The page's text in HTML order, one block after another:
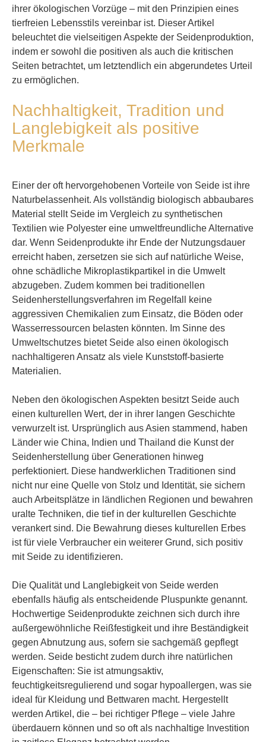
ihrer ökologischen Vorzüge – mit den Prinzipien eines
tierfreien Lebensstils vereinbar ist. Dieser Artikel
beleuchtet die vielseitigen Aspekte der Seidenproduktion,
indem er sowohl die positiven als auch die kritischen
Seiten betrachtet, um letztendlich ein abgerundetes Urteil
zu ermöglichen.
Nachhaltigkeit, Tradition und
Langlebigkeit als positive
Merkmale
Einer der oft hervorgehobenen Vorteile von Seide ist ihre
Naturbelassenheit. Als vollständig biologisch abbaubares
Material stellt Seide im Vergleich zu synthetischen
Textilien wie Polyester eine umweltfreundliche Alternative
dar. Wenn Seidenprodukte ihr Ende der Nutzungsdauer
erreicht haben, zersetzen sie sich auf natürliche Weise,
ohne schädliche Mikroplastikpartikel in die Umwelt
abzugeben. Zudem kommen bei traditionellen
Seidenherstellungsverfahren im Regelfall keine
aggressiven Chemikalien zum Einsatz, die Böden oder
Wasserressourcen belasten könnten. Im Sinne des
Umweltschutzes bietet Seide also einen ökologisch
nachhaltigeren Ansatz als viele Kunststoff-basierte
Materialien.
Neben den ökologischen Aspekten besitzt Seide auch
einen kulturellen Wert, der in ihrer langen Geschichte
verwurzelt ist. Ursprünglich aus Asien stammend, haben
Länder wie China, Indien und Thailand die Kunst der
Seidenherstellung über Generationen hinweg
perfektioniert. Diese handwerklichen Traditionen sind
nicht nur eine Quelle von Stolz und Identität, sie sichern
auch Arbeitsplätze in ländlichen Regionen und bewahren
uralte Techniken, die tief in der kulturellen Geschichte
verankert sind. Die Bewahrung dieses kulturellen Erbes
ist für viele Verbraucher ein weiterer Grund, sich positiv
mit Seide zu identifizieren.
Die Qualität und Langlebigkeit von Seide werden
ebenfalls häufig als entscheidende Pluspunkte genannt.
Hochwertige Seidenprodukte zeichnen sich durch ihre
außergewöhnliche Reißfestigkeit und ihre Beständigkeit
gegen Abnutzung aus, sofern sie sachgemäß gepflegt
werden. Seide besticht zudem durch ihre natürlichen
Eigenschaften: Sie ist atmungsaktiv,
feuchtigkeitsregulierend und sogar hypoallergen, was sie
ideal für Kleidung und Bettwaren macht. Hergestellt
werden Artikel, die – bei richtiger Pflege – viele Jahre
überdauern können und so oft als nachhaltige Investition